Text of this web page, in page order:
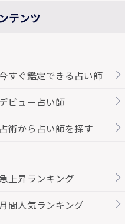
テンツ
すぐ鑑定できる占い師
デビュー占い師
占術から占い師を探す
急上昇ランキング
月間人気ランキング